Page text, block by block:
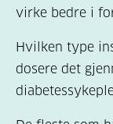
virke bedre i
Hvilken type
dosere det